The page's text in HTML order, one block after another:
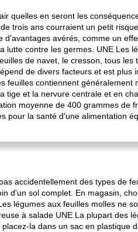
quelles en seront les
trois ans courraient un petit
avérés, comme un
contre les germes. UNE Les
de navet, le cresson, tous les
de divers facteurs et est plus
feuilles contiennent généralement
tige et la nervure centrale et en
moyenne de 400 grammes de
pour la santé d'une alimentation
accidentellement des types de
d'un sol complet. En magasin,
légumes aux feuilles molles ne
à salade UNE La plupart des
la dans un sac en plastique